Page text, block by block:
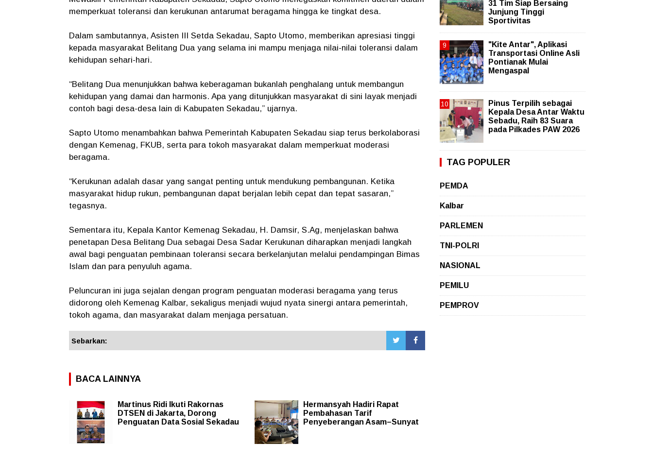
memperkuat toleransi dan kerukunan antarumat beragama hingga ke tingkat desa.
Dalam sambutannya, Asisten III Setda Sekadau, Sapto Utomo, memberikan apresiasi tinggi
kepada masyarakat Belitang Dua yang selama ini mampu menjaga nilai-nilai toleransi dalam
kehidupan sehari-hari.
“Belitang Dua menunjukkan bahwa keberagaman bukanlah penghalang untuk membangun
kehidupan yang damai dan harmonis. Apa yang ditunjukkan masyarakat di sini layak menjadi
contoh bagi desa-desa lain di Kabupaten Sekadau,” ujarnya.
Sapto Utomo menambahkan bahwa Pemerintah Kabupaten Sekadau siap terus berkolaborasi
dengan Kemenag, FKUB, serta para tokoh masyarakat dalam memperkuat moderasi
beragama.
“Kerukunan adalah dasar yang sangat penting untuk mendukung pembangunan. Ketika
masyarakat hidup rukun, pembangunan dapat berjalan lebih cepat dan tepat sasaran,”
tegasnya.
Sementara itu, Kepala Kantor Kemenag Sekadau, H. Damsir, S.Ag, menjelaskan bahwa
penetapan Desa Belitang Dua sebagai Desa Sadar Kerukunan diharapkan menjadi langkah
awal bagi penguatan pembinaan toleransi secara berkelanjutan melalui pendampingan Bimas
Islam dan para penyuluh agama.
Peluncuran ini juga sejalan dengan program penguatan moderasi beragama yang terus
didorong oleh Kemenag Kalbar, sekaligus menjadi wujud nyata sinergi antara pemerintah,
tokoh agama, dan masyarakat dalam menjaga persatuan.
Sebarkan:
BACA LAINNYA
Martinus Ridi Ikuti Rakornas
DTSEN di Jakarta, Dorong
Penguatan Data Sosial Sekadau
Hermansyah Hadiri Rapat
Pembahasan Tarif
Penyeberangan Asam–Sunyat
31 Tim Siap Bersaing
Junjung Tinggi
Sportivitas
"Kite Antar", Aplikasi
Transportasi Online Asli
Pontianak Mulai
Mengaspal
Pinus Terpilih sebagai
Kepala Desa Antar Waktu
Sebadu, Raih 83 Suara
pada Pilkades PAW 2026
TAG POPULER
PEMDA
Kalbar
PARLEMEN
TNI-POLRI
NASIONAL
PEMILU
PEMPROV